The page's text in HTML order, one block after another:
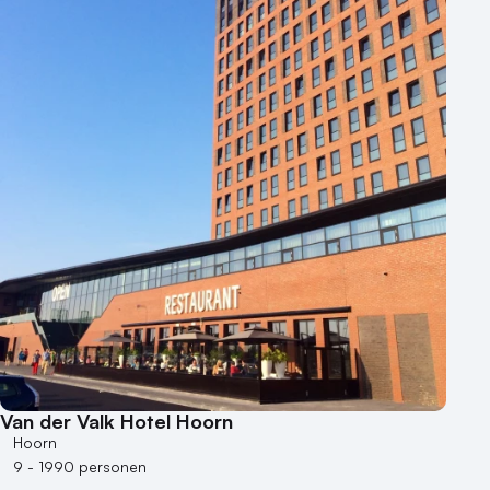
Van der Valk Hotel Hoorn
Hoorn
9 - 1990 personen